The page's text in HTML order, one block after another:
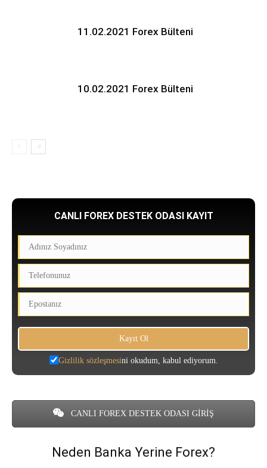
11.02.2021 Forex Bülteni
10.02.2021 Forex Bülteni
CANLI FOREX DESTEK ODASI KAYIT
Gizlilik sözleşmesini okudum, kabul ediyorum.
CANLI FOREX DESTEK ODASI GİRİŞ
Neden Banka Yerine Forex?